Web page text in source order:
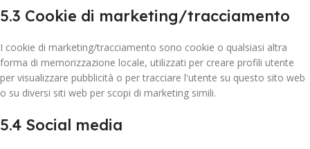
5.3 Cookie di marketing/tracciamento
I cookie di marketing/tracciamento sono cookie o qualsiasi altra
forma di memorizzazione locale, utilizzati per creare profili utente
per visualizzare pubblicità o per tracciare l'utente su questo sito web
o su diversi siti web per scopi di marketing simili.
5.4 Social media